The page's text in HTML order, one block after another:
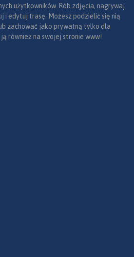
użytkowników. Rób zdjęcia, nagrywaj
i edytuj trasę. Możesz podzielić się nią
zachować jako prywatną tylko dla
również na swojej stronie www!